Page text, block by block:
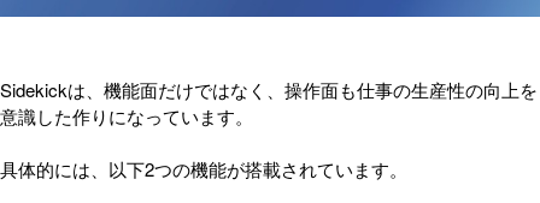
Sidekickは、機能面だけではなく、操作面も仕事の生産性の向上を
意識した作りになっています。
具体的には、以下2つの機能が搭載されています。